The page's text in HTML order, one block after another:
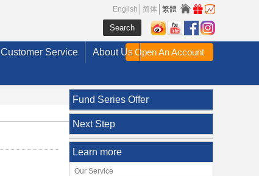
English 简体 繁體
Customer Service About UsOpen An Account
Fund Series Offer
Next Step
Learn more
Our Service